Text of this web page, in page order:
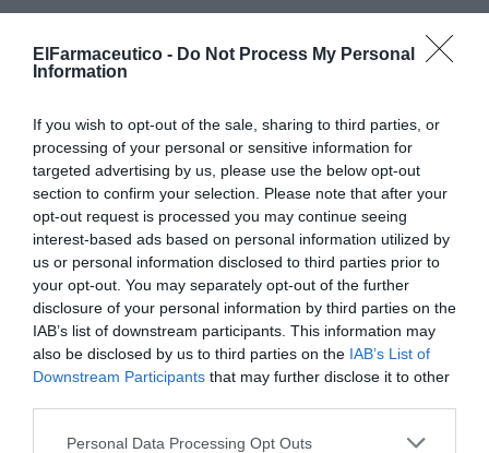
ElFarmaceutico - Do Not Process My Personal
Information
If you wish to opt-out of the sale, sharing to third parties, or
processing of your personal or sensitive information for
targeted advertising by us, please use the below opt-out
section to confirm your selection. Please note that after your
opt-out request is processed you may continue seeing
interest-based ads based on personal information utilized by
us or personal information disclosed to third parties prior to
your opt-out. You may separately opt-out of the further
disclosure of your personal information by third parties on the
IAB’s list of downstream participants. This information may
also be disclosed by us to third parties on the IAB’s List of
Downstream Participants that may further disclose it to other
Personal Data Processing Opt Outs
terapéutico de los antagonistas de la angiotensina y los diuréticos y está
financiado por el Sistema Nacional de Salud.
Añadir El Farmacéuticocomo fuente preferida
de Google de forma gratuita
Mantente informado con las últimas noticias de actualidad.
ACTIVAR AHORA
Tags
Kern Pharma Valsartán
Hidroclorotiazida